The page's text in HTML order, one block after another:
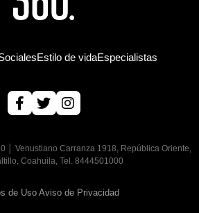
Estilo de vidaEspecialistas
│ Venustiano Carranza 1918, República Oriente,
Coahuila, Tel. 8444501000
de UsoAviso de Privacidad